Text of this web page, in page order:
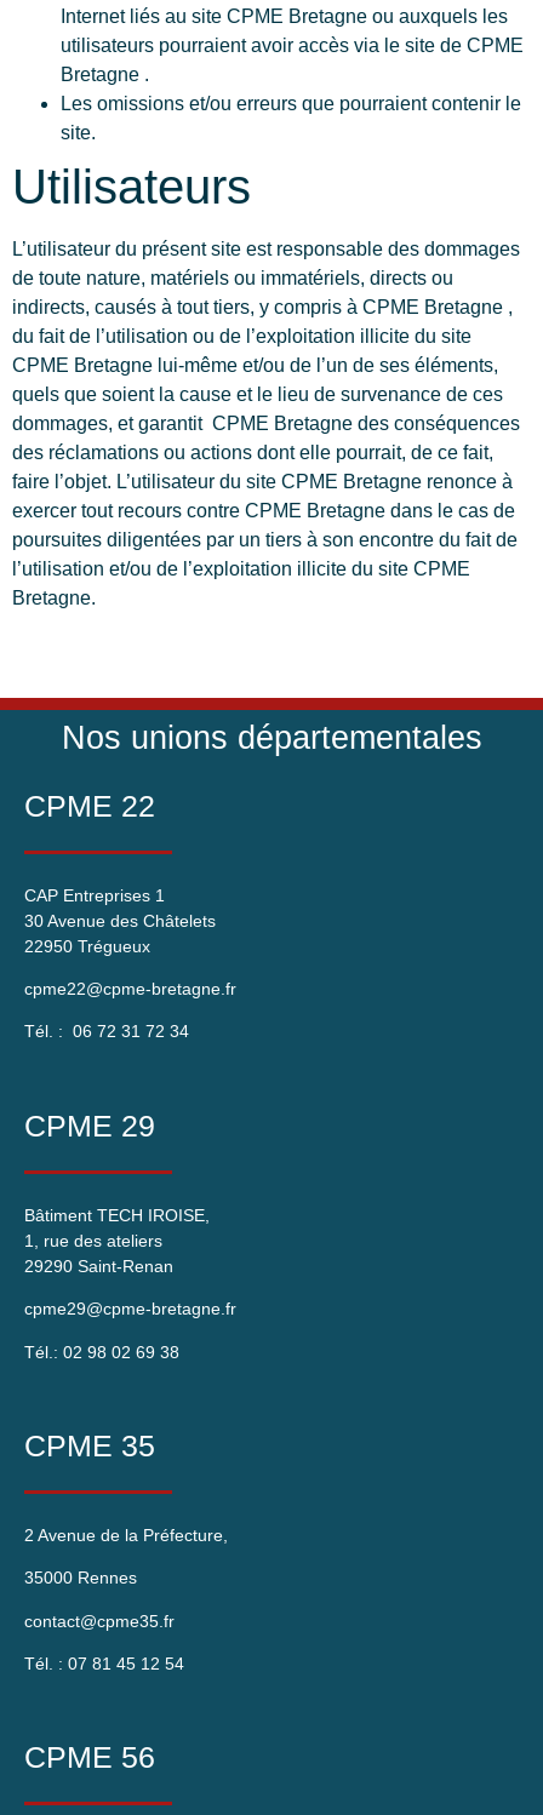
Internet liés au site CPME Bretagne ou auxquels les
utilisateurs pourraient avoir accès via le site de CPME
Bretagne .
Les omissions et/ou erreurs que pourraient contenir le
site.
Utilisateurs
L’utilisateur du présent site est responsable des dommages
de toute nature, matériels ou immatériels, directs ou
indirects, causés à tout tiers, y compris à CPME Bretagne ,
du fait de l’utilisation ou de l’exploitation illicite du site
CPME Bretagne lui-même et/ou de l’un de ses éléments,
quels que soient la cause et le lieu de survenance de ces
dommages, et garantit CPME Bretagne des conséquences
des réclamations ou actions dont elle pourrait, de ce fait,
faire l’objet. L’utilisateur du site CPME Bretagne renonce à
exercer tout recours contre CPME Bretagne dans le cas de
poursuites diligentées par un tiers à son encontre du fait de
l’utilisation et/ou de l’exploitation illicite du site CPME
Bretagne.
Nos unions départementales
CPME 22
CAP Entreprises 1
30 Avenue des Châtelets
22950 Trégueux
cpme22@cpme-bretagne.fr
Tél. : 06 72 31 72 34
CPME 29
Bâtiment TECH IROISE,
1, rue des ateliers
29290 Saint-Renan
cpme29@cpme-bretagne.fr
Tél.: 02 98 02 69 38
CPME 35
2 Avenue de la Préfecture,
35000 Rennes
contact@cpme35.fr
Tél. : 07 81 45 12 54
CPME 56